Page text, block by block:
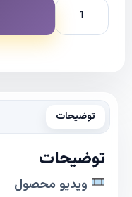
توضیحات
توضیحات
ویدیو محصول